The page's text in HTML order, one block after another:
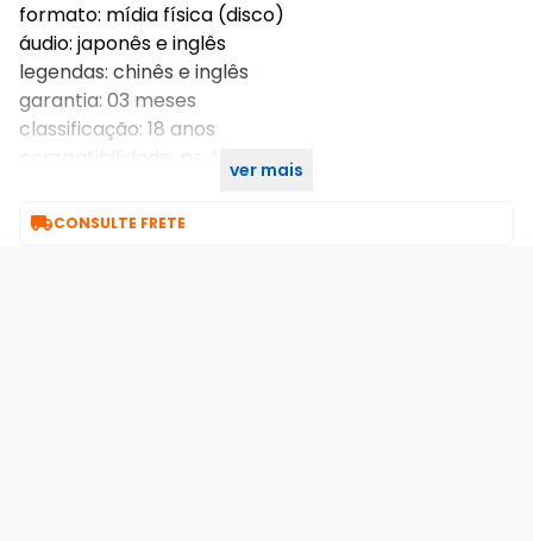
formato: mídia física (disco)
áudio: japonês e inglês
legendas: chinês e inglês
garantia: 03 meses
classificação: 18 anos
compatibilidade: ps 4
ver mais
CONSULTE FRETE